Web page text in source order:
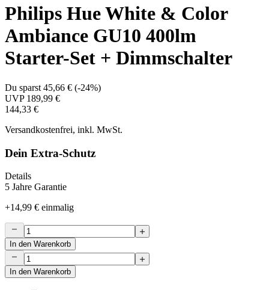
Philips Hue White & Color
Ambiance GU10 400lm
Starter-Set + Dimmschalter
Du sparst 45,66 € (-24%)
UVP 189,99 €
144,33 €
Versandkostenfrei, inkl. MwSt.
Dein Extra-Schutz
Details
5 Jahre Garantie
+14,99 € einmalig
In den Warenkorb
In den Warenkorb